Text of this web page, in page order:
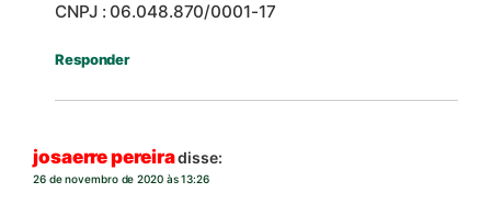
CNPJ : 06.048.870/0001-17
Responder
josaerre pereiradisse:
26 de novembro de 2020 às 13:26